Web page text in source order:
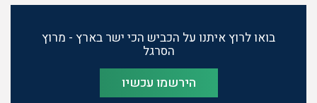
בואו לרוץ איתנו על הכביש הכי ישר בארץ - מרוץ
הסרגל
הירשמו עכשיו